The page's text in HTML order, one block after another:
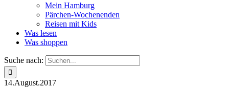
Mein Hamburg
Pärchen-Wochenenden
Reisen mit Kids
Was lesen
Was shoppen
Suche nach:
14.August.2017